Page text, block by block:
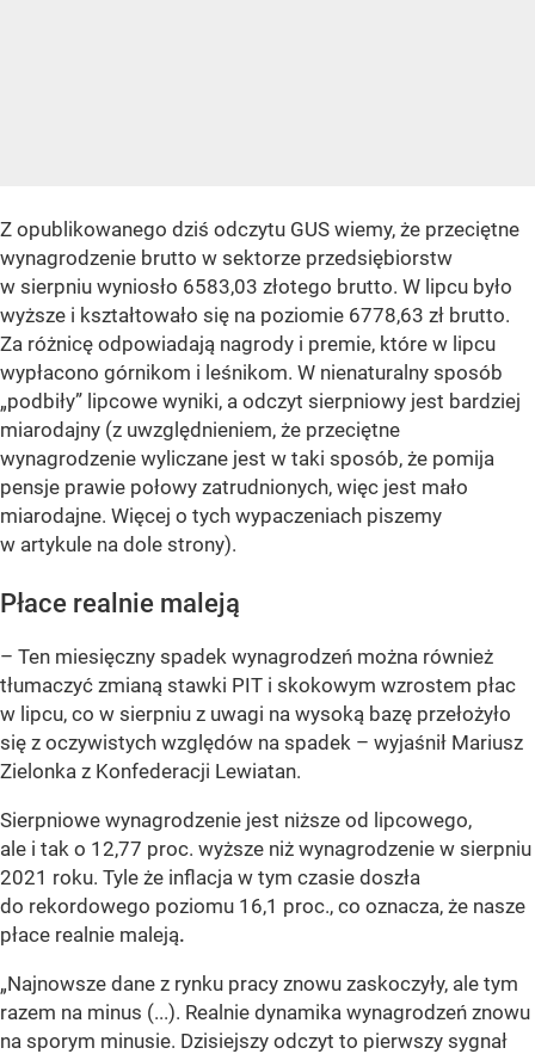
Z opublikowanego dziś odczytu GUS wiemy, że przeciętne
wynagrodzenie brutto w sektorze przedsiębiorstw
w sierpniu wyniosło 6583,03 złotego brutto. W lipcu było
wyższe i kształtowało się na poziomie 6778,63 zł brutto.
Za różnicę odpowiadają nagrody i premie, które w lipcu
wypłacono górnikom i leśnikom. W nienaturalny sposób
„podbiły” lipcowe wyniki, a odczyt sierpniowy jest bardziej
miarodajny (z uwzględnieniem, że przeciętne
wynagrodzenie wyliczane jest w taki sposób, że pomija
pensje prawie połowy zatrudnionych, więc jest mało
miarodajne. Więcej o tych wypaczeniach piszemy
w artykule na dole strony).
Płace realnie maleją
– Ten miesięczny spadek wynagrodzeń można również
tłumaczyć zmianą stawki PIT i skokowym wzrostem płac
w lipcu, co w sierpniu z uwagi na wysoką bazę przełożyło
się z oczywistych względów na spadek – wyjaśnił Mariusz
Zielonka z Konfederacji Lewiatan.
Sierpniowe wynagrodzenie jest niższe od lipcowego,
ale i tak o 12,77 proc. wyższe niż wynagrodzenie w sierpniu
2021 roku. Tyle że inflacja w tym czasie doszła
do rekordowego poziomu 16,1 proc., co oznacza, że nasze
płace realnie maleją.
„Najnowsze dane z rynku pracy znowu zaskoczyły, ale tym
razem na minus (...). Realnie dynamika wynagrodzeń znowu
na sporym minusie. Dzisiejszy odczyt to pierwszy sygnał